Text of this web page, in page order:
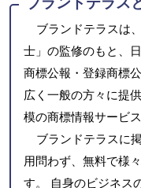
ブランドテラスは
士」の監修のもと、
商標公報・登録商標
広く一般の方々に提
模の商標情報サービス
ブランドテラスに
用問わず、無料で様
す。 自身のビジネス